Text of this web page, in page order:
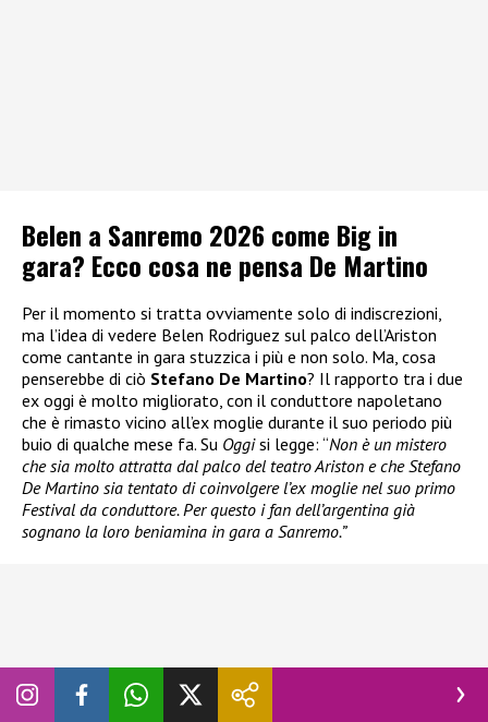
Belen a Sanremo 2026 come Big in
gara? Ecco cosa ne pensa De Martino
Per il momento si tratta ovviamente solo di indiscrezioni,
ma l’idea di vedere Belen Rodriguez sul palco dell’Ariston
come cantante in gara stuzzica i più e non solo. Ma, cosa
penserebbe di ciò Stefano De Martino? Il rapporto tra i due
ex oggi è molto migliorato, con il conduttore napoletano
che è rimasto vicino all’ex moglie durante il suo periodo più
buio di qualche mese fa. Su Oggisi legge: “Non è un mistero
che sia molto attratta dal palco del teatro Ariston e che Stefano
De Martino sia tentato di coinvolgere l’ex moglie nel suo primo
Festival da conduttore. Per questo i fan dell’argentina già
sognano la loro beniamina in gara a Sanremo.”